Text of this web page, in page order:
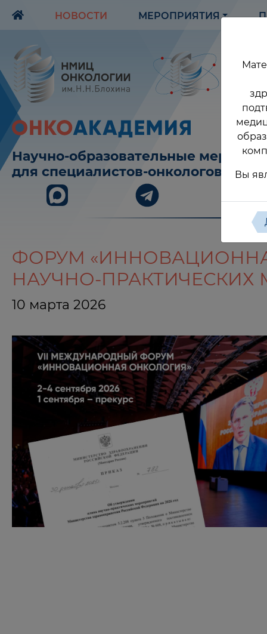
Вы
НОВОСТИ МЕРОПРИЯТИЯ
Научно-образовательные
для специалистов-онкологов
ФОРУМ
НАУЧНО-
10 марта 2026